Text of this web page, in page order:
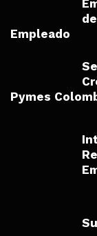
Empleado
Pymes